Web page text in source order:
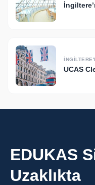
UCAS
EDUKAS
Uzaklıkta